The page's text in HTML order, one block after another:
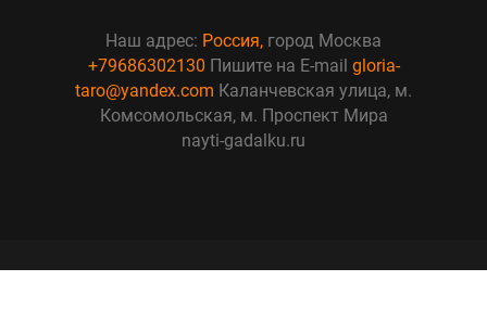
Наш адрес: Россия, город Москва
+79686302130 Пишите на E-mail gloria-
taro@yandex.com Каланчевская улица, м.
Комсомольская, м. Проспект Мира
nayti-gadalku.ru